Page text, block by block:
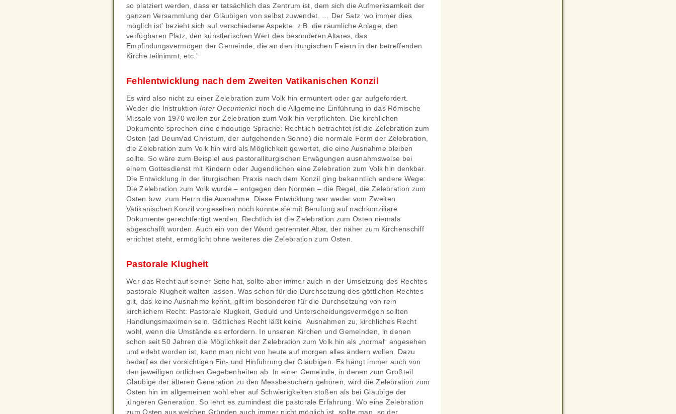
so platziert werden, dass er tatsächlich das Zentrum ist, dem sich die Aufmerksamkeit der
ganzen Versammlung der Gläubigen von selbst zuwendet. … Der Satz ‘wo immer dies
möglich ist’ bezieht sich auf verschiedene Aspekte. z.B. die räumliche Anlage, den
verfügbaren Platz, den künstlerischen Wert des besonderen Altares, das
Empfindungsvermögen der Gemeinde, die an den liturgischen Feiern in der betreffenden
Kirche teilnimmt, etc.”
Fehlentwicklung nach dem Zweiten Vatikanischen Konzil
Es wird also nicht zu einer Zelebration zum Volk hin ermuntert oder gar aufgefordert.
Weder die Instruktion Inter Oecumenicinoch die Allgemeine Einführung in das Römische
Missale von 1970 wollen zur Zelebration zum Volk hin verpflichten. Die kirchlichen
Dokumente sprechen eine eindeutige Sprache: Rechtlich betrachtet ist die Zelebration zum
Osten (ad Deum/ad Christum, der aufgehenden Sonne) die normale Form der Zelebration,
die Zelebration zum Volk hin wird als Möglichkeit gewertet, die eine Ausnahme bleiben
sollte. So wäre zum Beispiel aus pastoralliturgischen Erwägungen ausnahmsweise bei
einem Gottesdienst mit Kindern oder Jugendlichen eine Zelebration zum Volk hin denkbar.
Die Entwicklung in der liturgischen Praxis nach dem Konzil ging bekanntlich andere Wege:
Die Zelebration zum Volk wurde – entgegen den Normen – die Regel, die Zelebration zum
Osten bzw. zum Herrn die Ausnahme. Diese Entwicklung war weder vom Zweiten
Vatikanischen Konzil vorgesehen noch konnte sie mit Berufung auf nachkonziliare
Dokumente gerechtfertigt werden. Rechtlich ist die Zelebration zum Osten niemals
abgeschafft worden. Auch ein von der Wand getrennter Altar, der näher zum Kirchenschiff
errichtet steht, ermöglicht ohne weiteres die Zelebration zum Osten.
Pastorale Klugheit
Wer das Recht auf seiner Seite hat, sollte aber immer auch in der Umsetzung des Rechtes
pastorale Klugheit walten lassen. Was schon für die Durchsetzung des göttlichen Rechtes
gilt, das keine Ausnahme kennt, gilt im besonderen für die Durchsetzung von rein
kirchlichem Recht: Pastorale Klugkeit, Geduld und Unterscheidungsvermögen sollten
Handlungsmaximen sein. Göttliches Recht läßt keine Ausnahmen zu, kirchliches Recht
wohl, wenn die Umstände es erfordern. In unseren Kirchen und Gemeinden, in denen
schon seit 50 Jahren die Möglichkeit der Zelebration zum Volk hin als „normal“ angesehen
und erlebt worden ist, kann man nicht von heute auf morgen alles ändern wollen. Dazu
bedarf es der vorsichtigen Ein- und Hinführung der Gläubigen. Es hängt immer auch von
den jeweiligen örtlichen Gegebenheiten ab. In einer Gemeinde, in denen zum Großteil
Gläubige der älteren Generation zu den Messbesuchern gehören, wird die Zelebration zum
Osten hin im allgemeinen wohl eher auf Schwierigkeiten stoßen als bei Gläubige der
jüngeren Generation. So lehrt es zumindest die pastorale Erfahrung. Wo eine Zelebration
zum Osten aus welchen Gründen auch immer nicht möglich ist, sollte man, so der